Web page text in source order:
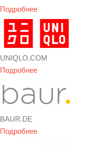
Подробнее
UNIQLO.COM
Подробнее
BAUR.DE
Подробнее